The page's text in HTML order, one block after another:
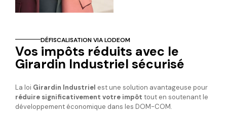
DÉFISCALISATION VIA LODEOM
Vos impôts réduits avec le
Girardin Industriel sécurisé
La loi Girardin Industriel est une solution avantageuse pour
réduire significativement votre impôt tout en soutenant le
développement économique dans les DOM-COM.